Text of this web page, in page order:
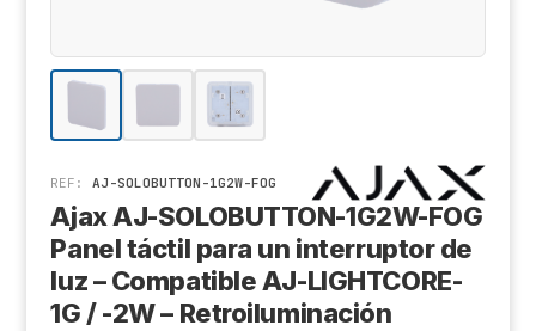
REF:AJ-SOLOBUTTON-1G2W-FOG
Ajax AJ-SOLOBUTTON-1G2W-FOG
Panel táctil para un interruptor de
luz – Compatible AJ-LIGHTCORE-
1G / -2W – Retroiluminación